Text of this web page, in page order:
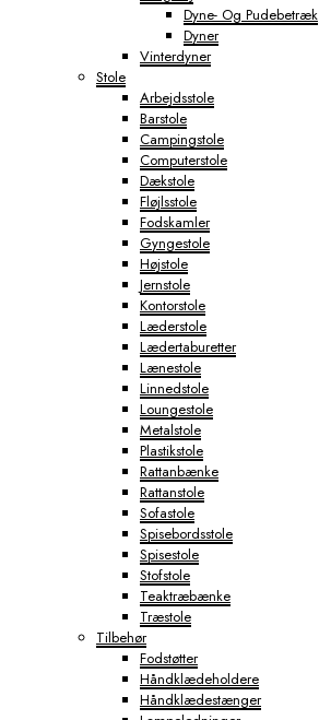
Dyne- Og Pudebetræk
Dyner
Vinterdyner
Stole
Arbejdsstole
Barstole
Campingstole
Computerstole
Dækstole
Fløjlsstole
Fodskamler
Gyngestole
Højstole
Jernstole
Kontorstole
Læderstole
Lædertaburetter
Lænestole
Linnedstole
Loungestole
Metalstole
Plastikstole
Rattanbænke
Rattanstole
Sofastole
Spisebordsstole
Spisestole
Stofstole
Teaktræbænke
Træstole
Tilbehør
Fodstøtter
Håndklædeholdere
Håndklædestænger